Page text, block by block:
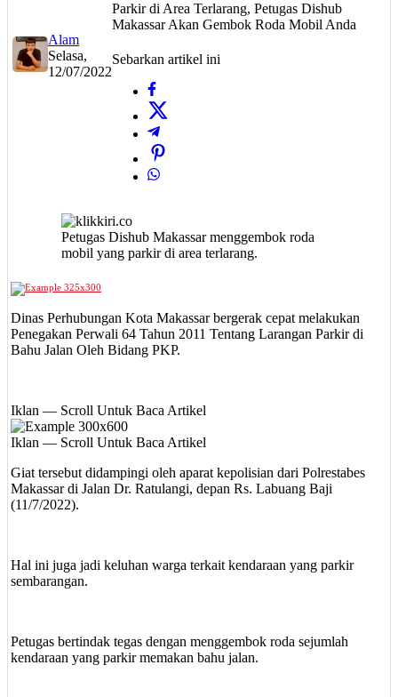
Alam
Selasa,
12/07/2022
Parkir di Area Terlarang, Petugas Dishub
Makassar Akan Gembok Roda Mobil Anda
Sebarkan artikel ini
Petugas Dishub Makassar menggembok roda
mobil yang parkir di area terlarang.
Dinas Perhubungan Kota Makassar bergerak cepat melakukan
Penegakan Perwali 64 Tahun 2011 Tentang Larangan Parkir di
Bahu Jalan Oleh Bidang PKP.
Iklan — Scroll Untuk Baca Artikel
Iklan — Scroll Untuk Baca Artikel
Giat tersebut didampingi oleh aparat kepolisian dari Polrestabes
Makassar di Jalan Dr. Ratulangi, depan Rs. Labuang Baji
(11/7/2022).
Hal ini juga jadi keluhan warga terkait kendaraan yang parkir
sembarangan.
Petugas bertindak tegas dengan menggembok roda sejumlah
kendaraan yang parkir memakan bahu jalan.